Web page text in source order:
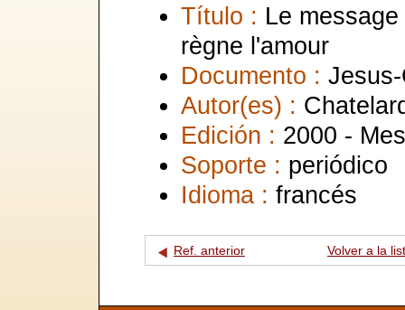
Título : Le
règne l'amour
Documento :
Autor(es) :
Edición : 2000 -
Soporte : periódico
Idioma : francés
Ref. anterior Volver a la